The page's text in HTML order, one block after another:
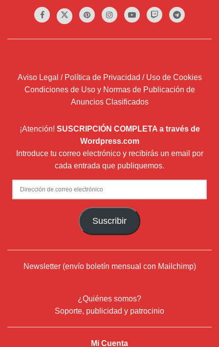
Aviso Legal / Política de Privacidad / Uso de Cookies
Condiciones de Uso y Normas de Publicación de
Anuncios Clasificados
¡Atención! SUSCRIPCIÓN COMPLETA a través de
Wordpress.com
Introduce tu correo electrónico y recibirás un email por
cada entrada que publiquemos.
Dirección
de
Suscribir
Newsletter (envío boletín mensual con Mailchimp)
¿Quiénes somos?
Soporte, publicidad y patrocinio
Mi Cuenta